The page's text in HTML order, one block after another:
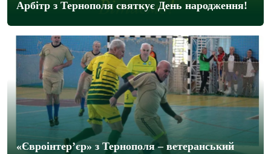
Арбітр з Тернополя святкує День народження!
«Євроінтер’єр» з Тернополя – ветеранський